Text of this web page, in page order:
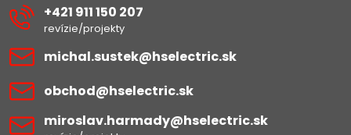
+421 911 150 207
revízie/projekty
michal​.sustek​@hselectric​.sk
obchod​@hselectric​.sk
miroslav​.harmady​@hselectric​.sk